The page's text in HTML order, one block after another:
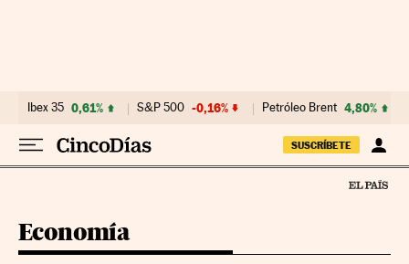
Ibex 35 0,61% S&P 500 -0,16% Petróleo Brent 4,80%
SUSCRÍBETE
Economía